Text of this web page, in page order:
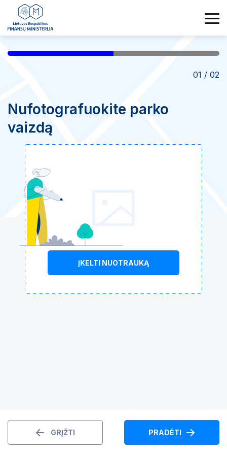
01 / 02
Nufotografuokite parko
vaizdą
ĮKELTI NUOTRAUKĄ
GRĮŽTI PRADĖTI